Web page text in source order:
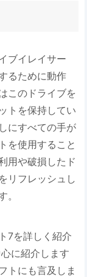
ブイレイサー
るために動作
このドライブを
トを保持してい
にすべての手が
を使用すること
用や破損したド
リフレッシュし
。
7を詳しく紹介
に紹介します
トにも言及しま